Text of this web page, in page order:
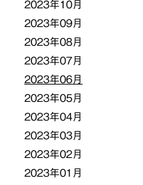
2023年10月
2023年09月
2023年08月
2023年07月
2023年06月
2023年05月
2023年04月
2023年03月
2023年02月
2023年01月